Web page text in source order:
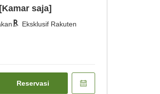
saja]
Eksklusif Rakuten
Reservasi